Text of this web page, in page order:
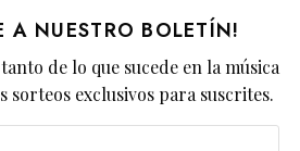
A NUESTRO BOLETÍN!
de lo que sucede en la música
sorteos exclusivos para suscrites.